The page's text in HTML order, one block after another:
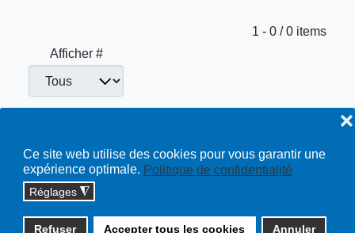
Ce site web utilise des cookies pour vous garantir une
expérience optimale. Politique de confidentialité
Réglages ◮
Refuser Accepter tous les cookies Annuler
❌
Limite de la pagination
1 - 0 / 0 items
Afficher #
Copyright © 2026 cossonay.ch - tous droits réservés | site :